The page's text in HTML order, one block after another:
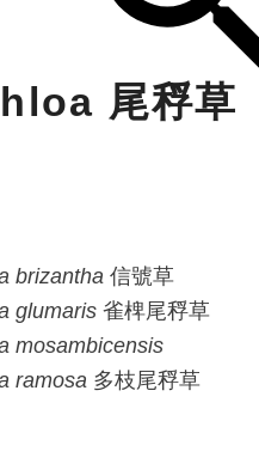
尾稃草
brizantha 信號草
glumaris 雀椑尾稃草
mosambicensis
ramosa 多枝尾稃草